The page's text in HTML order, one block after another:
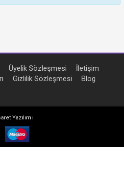
Üyelik Sözleşmesi
İletişim
Gizlilik Sözleşmesi Blog
Yazılımı